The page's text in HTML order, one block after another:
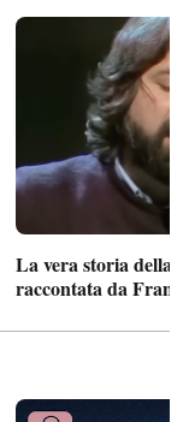
La vera storia della
raccontata da